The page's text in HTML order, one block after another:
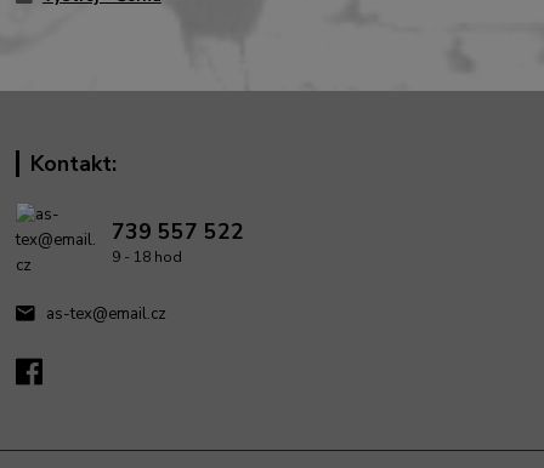
Kontakt:
739 557 522
9 - 18 hod
as-tex@email.cz